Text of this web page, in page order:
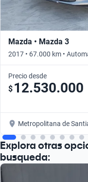
Mazda • Mazda 3
2017 • 67.000 km •
Precio desde
$ 12.530.000
Metropolitana de
Explora otras
busqueda: